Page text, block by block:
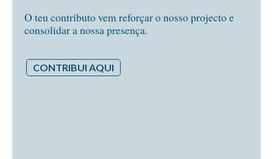
O teu contributo vem reforçar o nosso projecto e
consolidar a nossa presença.
CONTRIBUI AQUI